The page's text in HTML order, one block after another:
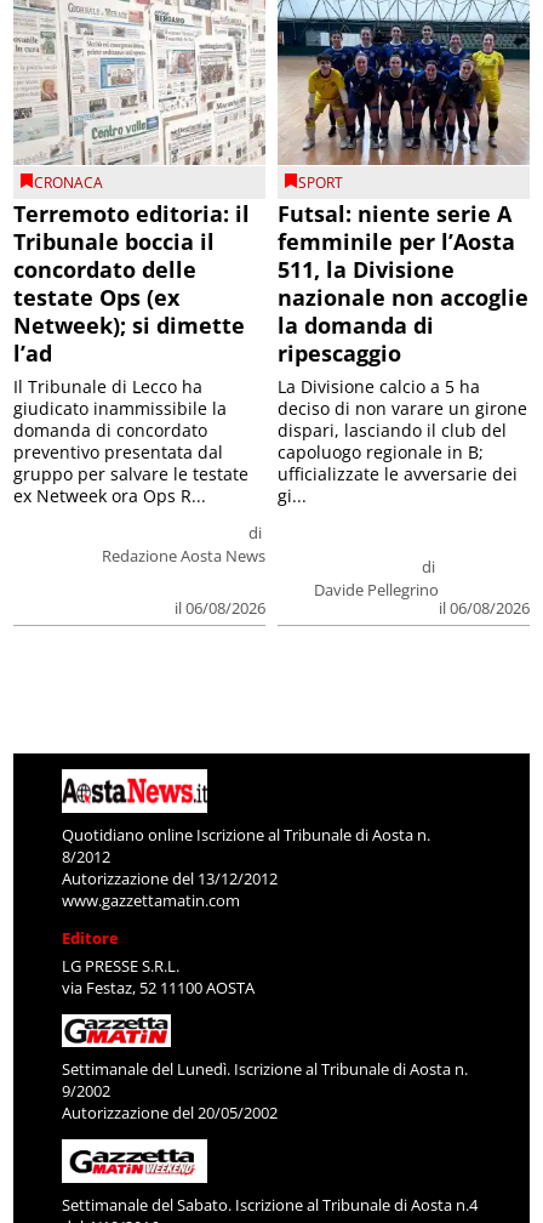
CRONACA
Terremoto editoria: il
Tribunale boccia il
concordato delle
testate Ops (ex
Netweek); si dimette
l’ad
di
Redazione Aosta News
il 06/08/2026
Il Tribunale di Lecco ha
giudicato inammissibile la
domanda di concordato
preventivo presentata dal
gruppo per salvare le testate
ex Netweek ora Ops R...
SPORT
Futsal: niente serie A
femminile per l’Aosta
511, la Divisione
nazionale non accoglie
la domanda di
ripescaggio
di
Davide Pellegrino
il 06/08/2026
La Divisione calcio a 5 ha
deciso di non varare un girone
dispari, lasciando il club del
capoluogo regionale in B;
ufficializzate le avversarie dei
gi...
Quotidiano online Iscrizione al Tribunale di Aosta n.
8/2012
Autorizzazione del 13/12/2012
www.gazzettamatin.com
Editore
LG PRESSE S.R.L.
via Festaz, 52 11100 AOSTA
Settimanale del Lunedì. Iscrizione al Tribunale di Aosta n.
9/2002
Autorizzazione del 20/05/2002
Settimanale del Sabato. Iscrizione al Tribunale di Aosta n.4